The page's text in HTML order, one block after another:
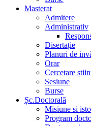
Masterat
Admitere
Administrativ
Disertație
Planuri de
Orar
Cercetare
Sesiune
Burse
Șc.Doctorală
Misiune si
Program